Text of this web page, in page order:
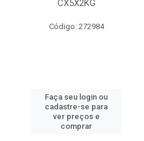
CX5X2KG
Código: 272984
Faça seu login ou
cadastre-se para
ver preços e
comprar